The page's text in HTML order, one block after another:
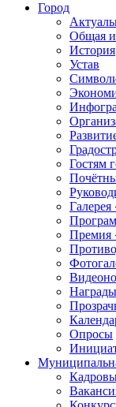
Город
Общая
История
Устав
Гостям
Галерея
Премия
Награды
Опросы